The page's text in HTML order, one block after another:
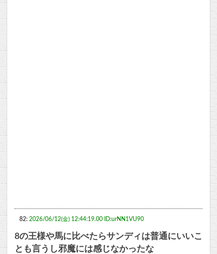
82: 2026/06/12(金) 12:44:19.00 ID:urNN1VU90
8の王様や馬に比べたらサンディは普通にいいこ
とも言うし邪魔には感じなかったな